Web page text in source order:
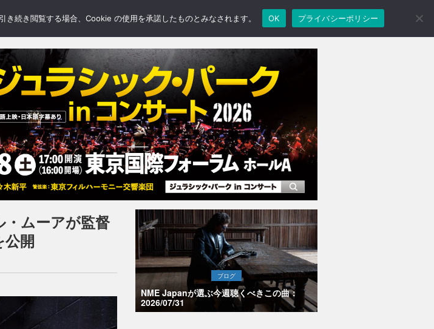
ムーアが監督
開
ブログ
NME Japanが選ぶ今週聴くべきこの曲：
2026/07/31
続き閲覧する場合、Cookie の使用を承諾したものとみなされます。 OK プライバシーポリシー